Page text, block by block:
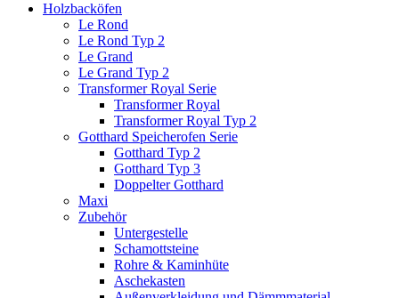
Holzbacköfen
Le Rond
Le Rond Typ 2
Le Grand
Le Grand Typ 2
Transformer Royal Serie
Transformer Royal
Transformer Royal Typ 2
Gotthard Speicherofen Serie
Gotthard Typ 2
Gotthard Typ 3
Doppelter Gotthard
Maxi
Zubehör
Untergestelle
Schamottsteine
Rohre & Kaminhüte
Aschekasten